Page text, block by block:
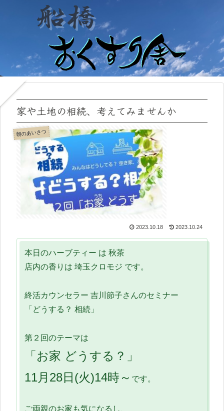
家や土地の相続、考えてみませんか
朝のあいさつ
2023.10.18 2023.10.24
本日のハーブティー は 秋茶
店内の香りは 埼玉クロモジ です。
終活カウンセラー 吉川節子さんのセミナー
「どうする？ 相続」
第２回のテーマは
「お家 どうする？」
11月28日(火)14時～ です。
ご両親のお家も気になるし、